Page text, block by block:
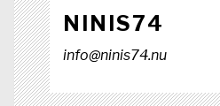
NINIS74
info@ninis74.nu